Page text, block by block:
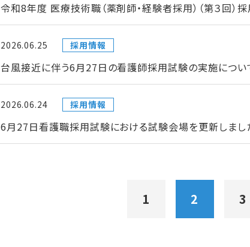
令和8年度 医療技術職（薬剤師・経験者採用）（第３回
2026.06.25 採用情報
台風接近に伴う6月27日の看護師採用試験の実施につい
2026.06.24 採用情報
6月27日看護職採用試験における試験会場を更新しまし
1 2 3